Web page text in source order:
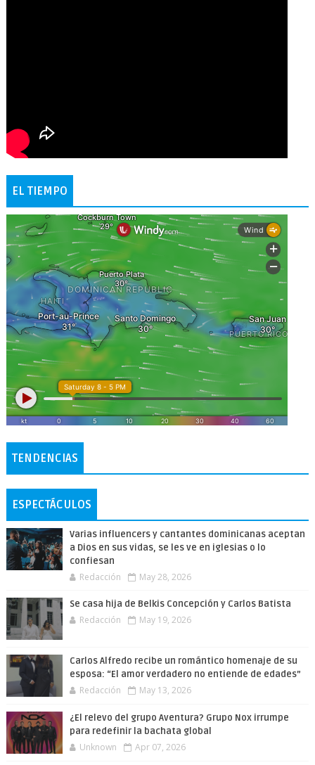
EL TIEMPO
TENDENCIAS
ESPECTÁCULOS
Varias influencers y cantantes dominicanas aceptan
a Dios en sus vidas, se les ve en iglesias o lo
confiesan
Redacción May 28, 2026
Se casa hija de Belkis Concepción y Carlos Batista
Redacción May 19, 2026
Carlos Alfredo recibe un romántico homenaje de su
esposa: “El amor verdadero no entiende de edades”
Redacción May 13, 2026
¿El relevo del grupo Aventura? Grupo Nox irrumpe
para redefinir la bachata global
Unknown Apr 07, 2026